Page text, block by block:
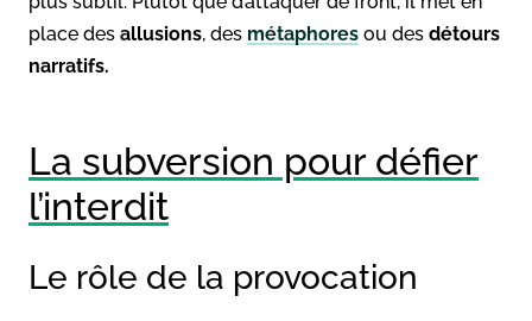
place des allusions, des métaphores ou des détours
narratifs.
La subversion pour défier
l’interdit
Le rôle de la provocation